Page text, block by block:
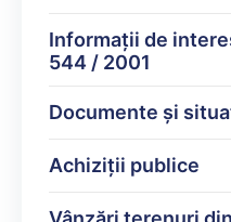
Informații de
544 / 2001
Documente şi
Achiziții publice